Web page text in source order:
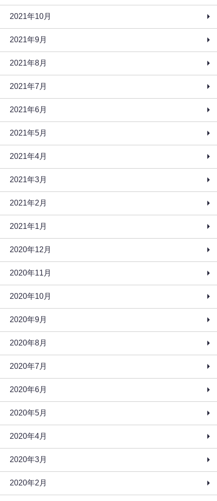
2021年10月
2021年9月
2021年8月
2021年7月
2021年6月
2021年5月
2021年4月
2021年3月
2021年2月
2021年1月
2020年12月
2020年11月
2020年10月
2020年9月
2020年8月
2020年7月
2020年6月
2020年5月
2020年4月
2020年3月
2020年2月